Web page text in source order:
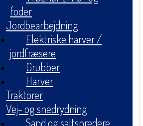
foder
Jordbearbejdning
Elektriske harver /
jordfræsere
Grubber
Harver
Traktorer
Vej- og snedrydning
Sand og saltspredere